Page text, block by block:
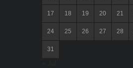
17 18 19 20 21
24 25 26 27 28
31